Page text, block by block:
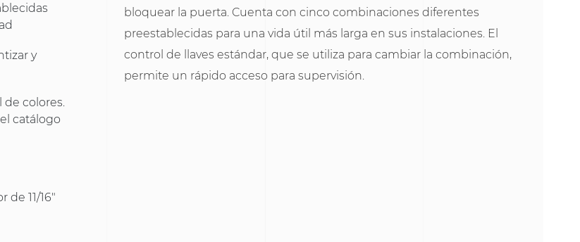
y
de colores.
catálogo
11/16"
bloquear la puerta. Cuenta con cinco combinaciones diferentes
preestablecidas para una vida útil más larga en sus instalaciones. El
control de llaves estándar, que se utiliza para cambiar la combinación,
permite un rápido acceso para supervisión.